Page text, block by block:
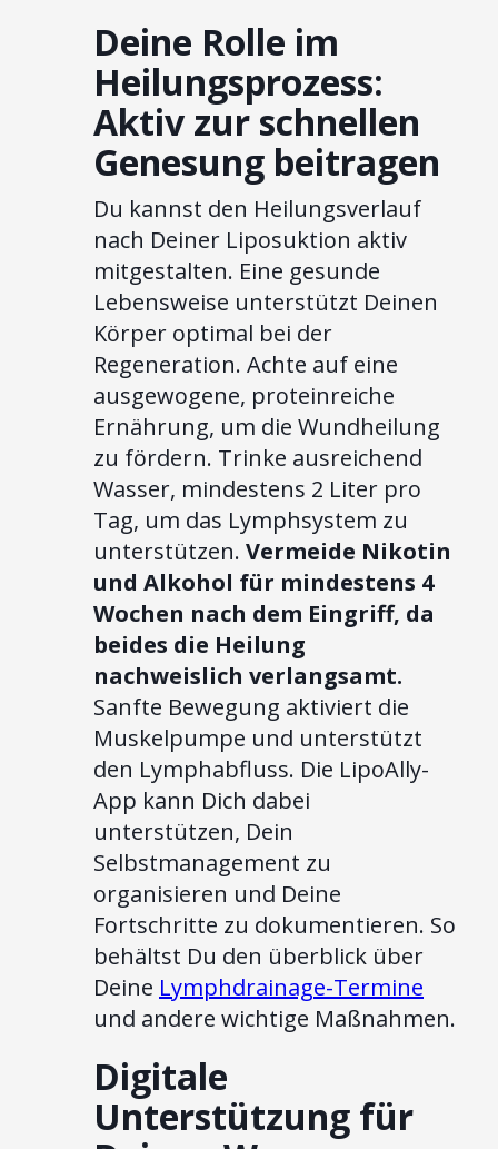
Deine Rolle im
Heilungsprozess:
Aktiv zur schnellen
Genesung beitragen
Du kannst den Heilungsverlauf
nach Deiner Liposuktion aktiv
mitgestalten. Eine gesunde
Lebensweise unterstützt Deinen
Körper optimal bei der
Regeneration. Achte auf eine
ausgewogene, proteinreiche
Ernährung, um die Wundheilung
zu fördern. Trinke ausreichend
Wasser, mindestens 2 Liter pro
Tag, um das Lymphsystem zu
unterstützen. Vermeide Nikotin
und Alkohol für mindestens 4
Wochen nach dem Eingriff, da
beides die Heilung
nachweislich verlangsamt.
Sanfte Bewegung aktiviert die
Muskelpumpe und unterstützt
den Lymphabfluss. Die LipoAlly-
App kann Dich dabei
unterstützen, Dein
Selbstmanagement zu
organisieren und Deine
Fortschritte zu dokumentieren. So
behältst Du den überblick über
Deine Lymphdrainage-Termine
und andere wichtige Maßnahmen.
Digitale
Unterstützung für